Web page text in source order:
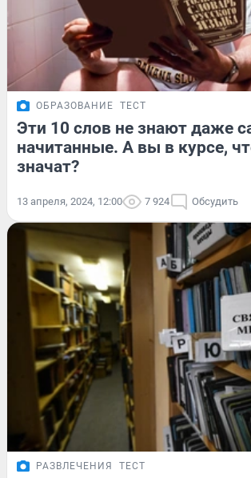
ОБРАЗОВАНИЕ ТЕСТ
Эти 10 слов не знают даже
начитанные. А вы в курсе,
значат?
13 апреля, 2024, 12:00 7 924 Обсудить
РАЗВЛЕЧЕНИЯ ТЕСТ